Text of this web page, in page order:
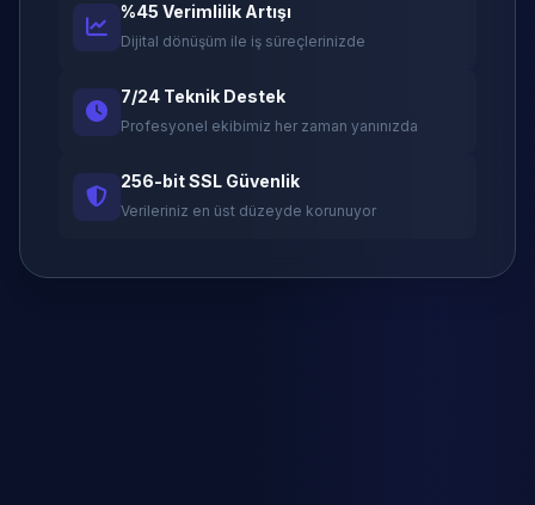
%45 Verimlilik Artışı
Dijital dönüşüm ile iş süreçlerinizde
7/24 Teknik Destek
Profesyonel ekibimiz her zaman yanınızda
256-bit SSL Güvenlik
Verileriniz en üst düzeyde korunuyor